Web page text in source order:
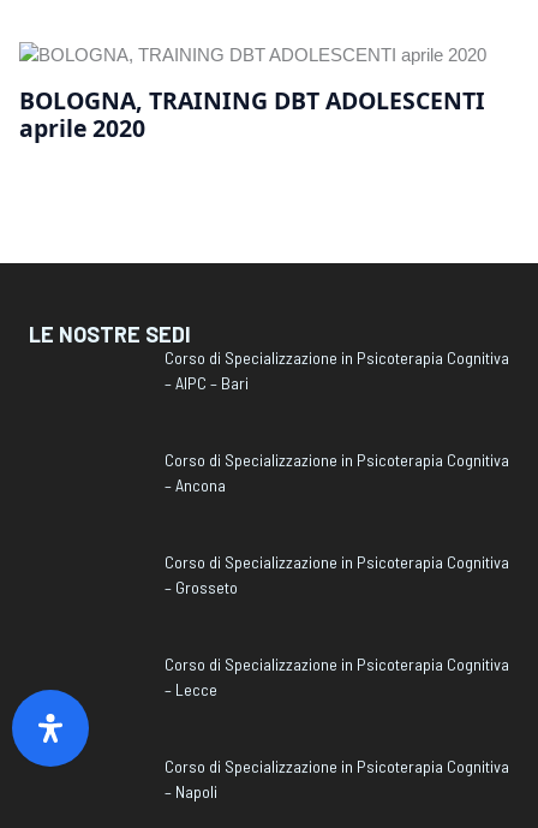
BOLOGNA, TRAINING DBT ADOLESCENTI
aprile 2020
LE NOSTRE SEDI
Corso di Specializzazione in Psicoterapia Cognitiva
– AIPC – Bari
Corso di Specializzazione in Psicoterapia Cognitiva
– Ancona
Corso di Specializzazione in Psicoterapia Cognitiva
– Grosseto
Corso di Specializzazione in Psicoterapia Cognitiva
– Lecce
Corso di Specializzazione in Psicoterapia Cognitiva
– Napoli